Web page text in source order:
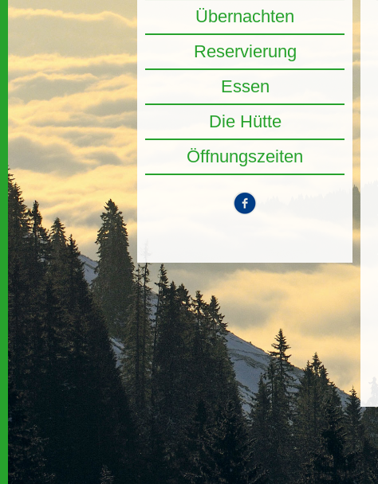
Übernachten
Reservierung
Essen
Die Hütte
Öffnungszeiten